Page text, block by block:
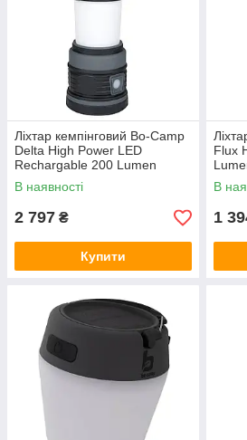
Ліхтар кемпінговий Bo-Camp
Delta High Power LED
Rechargable 200 Lumen
Black/Anthracite (5818891)
В наявності
2 797 ₴
Купити
Flux
В
1